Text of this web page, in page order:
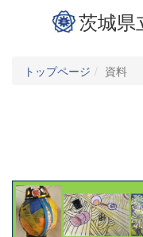
茨城県
トップページ 資料